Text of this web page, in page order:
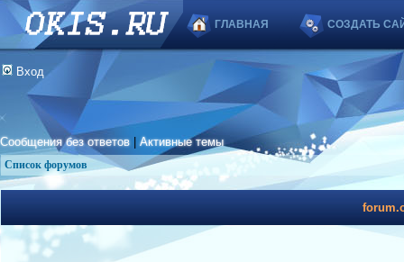
ГЛАВНАЯ СОЗДАТЬ
Вход
Сообщения без ответов |Активные темы
Список форумов